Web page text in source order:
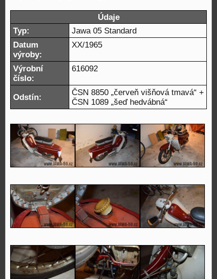
Údaje
Typ:
Jawa 05 Standard
Datum
výroby:
XX/1965
Výrobní
číslo:
616092
Odstín:
ČSN 8850 „červeň višňová tmavá“ +
ČSN 1089 „šeď hedvábná“